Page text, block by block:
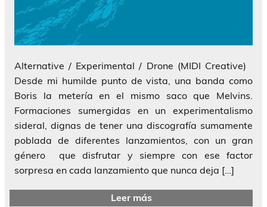
Alternative / Experimental / Drone (MIDI Creative)
Desde mi humilde punto de vista, una banda como
Boris la metería en el mismo saco que Melvins.
Formaciones sumergidas en un experimentalismo
sideral, dignas de tener una discografía sumamente
poblada de diferentes lanzamientos, con un gran
género que disfrutar y siempre con ese factor
sorpresa en cada lanzamiento que nunca deja […]
Leer más